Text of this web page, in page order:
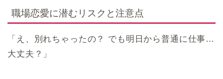
職場恋愛に潜むリスクと注意点
「え、別れちゃったの？ でも明日から普通に仕事…
大丈夫？」